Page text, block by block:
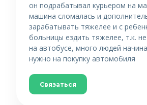
он подрабатывал курьером на
машина сломалась и
зарабатывать тяжелее и с
больницы ездить тяжелее, т.к.
на автобусе, много людей
нужно на покупку автомобиля
Связаться